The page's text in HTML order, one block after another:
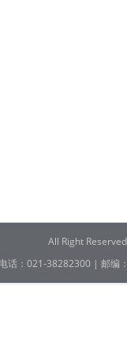
All Right
话：021-38282300 | 邮编